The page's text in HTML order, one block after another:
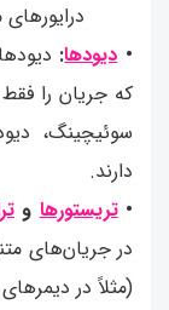
•دیودها:
که جریان را
سوئیچینگ،
دارند.
•تریستورهاو
(مثلاً در